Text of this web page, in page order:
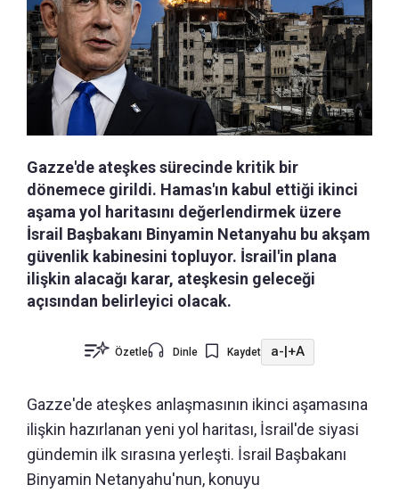
Gazze'de ateşkes sürecinde kritik bir
dönemece girildi. Hamas'ın kabul ettiği ikinci
aşama yol haritasını değerlendirmek üzere
İsrail Başbakanı Binyamin Netanyahu bu akşam
güvenlik kabinesini topluyor. İsrail'in plana
ilişkin alacağı karar, ateşkesin geleceği
açısından belirleyici olacak.
Özetle Dinle Kaydet a-|+A
Gazze'de ateşkes anlaşmasının ikinci aşamasına
ilişkin hazırlanan yeni yol haritası, İsrail'de siyasi
gündemin ilk sırasına yerleşti. İsrail Başbakanı
Binyamin Netanyahu'nun, konuyu